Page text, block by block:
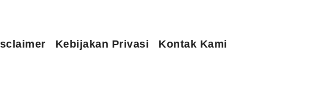
Kebijakan Privasi Kontak Kami